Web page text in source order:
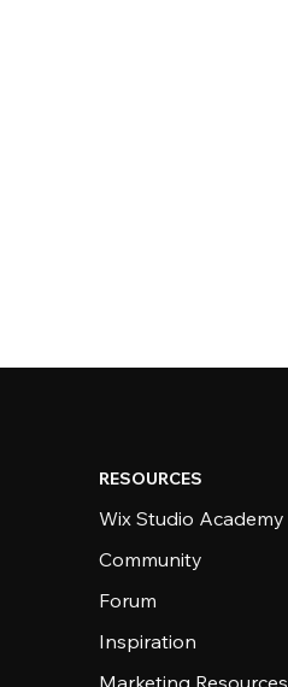
RESOURCES
Wix Studio Academy
Community
Forum
Inspiration
Marketing Resources